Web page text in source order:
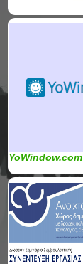
YoWindow.com